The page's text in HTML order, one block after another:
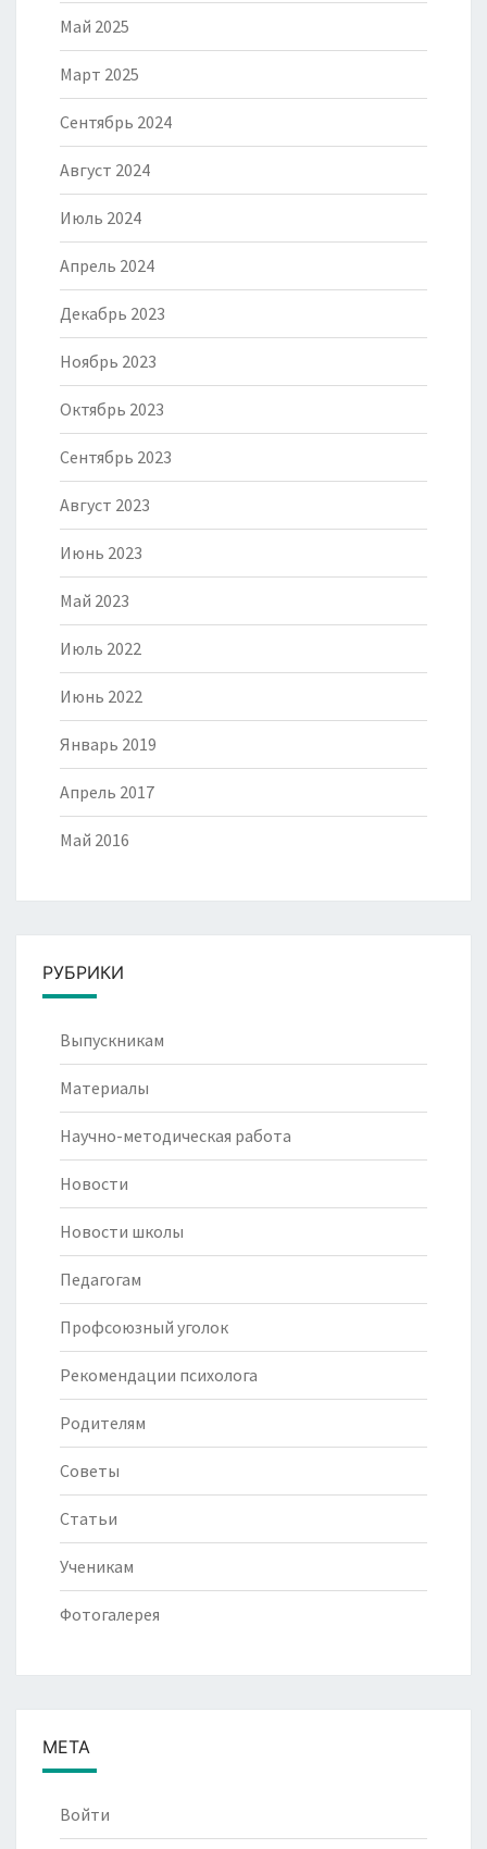
Май 2025
Март 2025
Сентябрь 2024
Август 2024
Июль 2024
Апрель 2024
Декабрь 2023
Ноябрь 2023
Октябрь 2023
Сентябрь 2023
Август 2023
Июнь 2023
Май 2023
Июль 2022
Июнь 2022
Январь 2019
Апрель 2017
Май 2016
РУБРИКИ
Выпускникам
Материалы
Научно-методическая работа
Новости
Новости школы
Педагогам
Профсоюзный уголок
Рекомендации психолога
Родителям
Советы
Статьи
Ученикам
Фотогалерея
МЕТА
Войти